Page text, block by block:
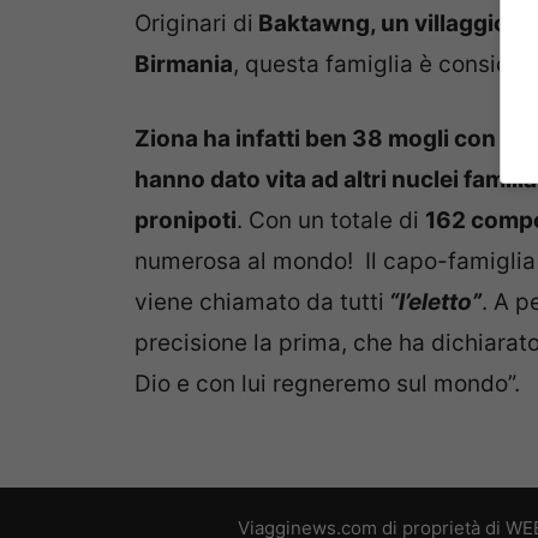
Originari di Baktawng, un villaggio a
Birmania, questa famiglia è
Ziona ha infatti ben 38 mogli con
hanno dato vita ad altri nuclei
pronipoti. Con un totale di 162
numerosa al mondo! Il capo-
viene chiamato da tutti “l’eletto”. A
precisione la prima, che ha
Dio e con lui regneremo sul mondo”.
Viagginews.com di proprietà di